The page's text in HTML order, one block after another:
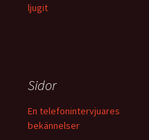
ljugit
Sidor
En telefonintervjuares
bekännelser